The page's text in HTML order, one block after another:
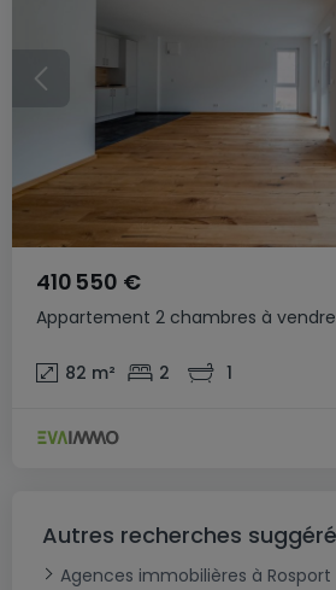
Appartement 2 chambres à vendre
410 550 €
82 m² 2 1
Autres recherches
Agences immobilières à Rosport